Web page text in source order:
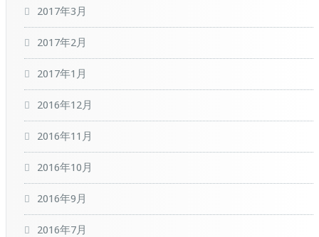
2017年3月
2017年2月
2017年1月
2016年12月
2016年11月
2016年10月
2016年9月
2016年7月